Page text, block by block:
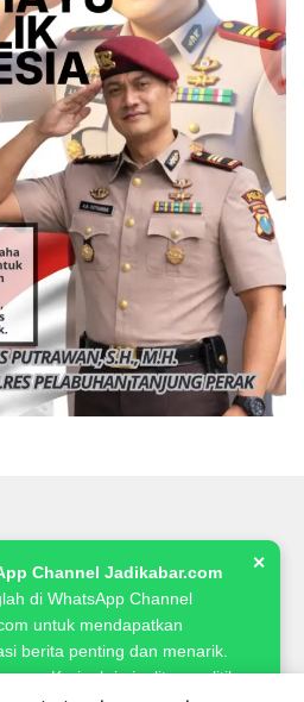
Channel Jadikabar.com
di WhatsApp Channel
untuk mendapatkan
berita penting dan menarik.
Kerja, kriminalitas, politik,
✕